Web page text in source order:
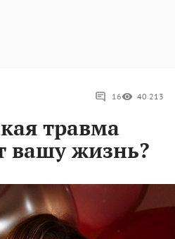
16 40 213
травма
вашу жизнь?